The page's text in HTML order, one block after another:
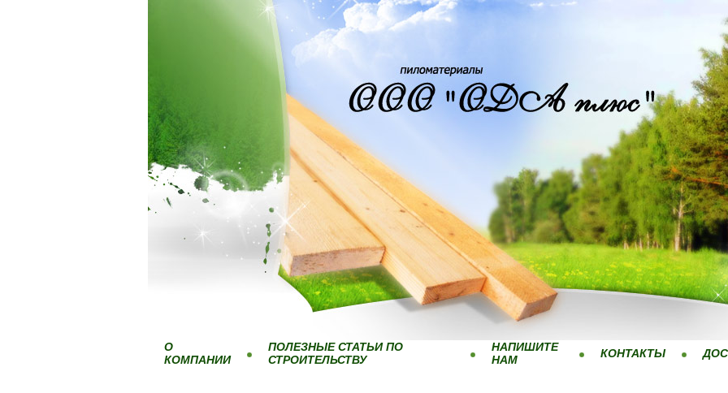
О
КОМПАНИИ
ПОЛЕЗНЫЕ СТАТЬИ ПО
СТРОИТЕЛЬСТВУ
НАПИШИТЕ
НАМ
КОНТАКТЫ